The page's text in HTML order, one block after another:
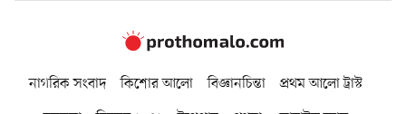
নাগরিক সংবাদ কিশোর আলো বিজ্ঞানচিন্তা
প্রথম আলো ট্রাস্ট